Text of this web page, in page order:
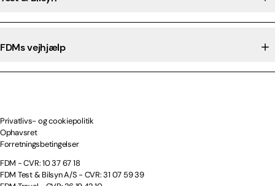
FDMs vejhjælp
Privatlivs- og cookiepolitik
Ophavsret
Forretningsbetingelser
FDM - CVR: 10 37 67 18
FDM Test & Bilsyn A/S - CVR: 31 07 59 39